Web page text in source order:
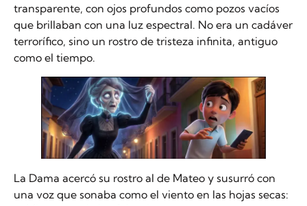
transparente, con ojos profundos como pozos vacíos
que brillaban con una luz espectral. No era un cadáver
terrorífico, sino un rostro de tristeza infinita, antiguo
como el tiempo.
La Dama acercó su rostro al de Mateo y susurró con
una voz que sonaba como el viento en las hojas secas: